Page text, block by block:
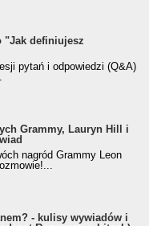
"Jak definiujesz
pytań i odpowiedzi (Q&A)
Grammy, Lauryn Hill i
nagród Grammy Leon
- kulisy wywiadów i